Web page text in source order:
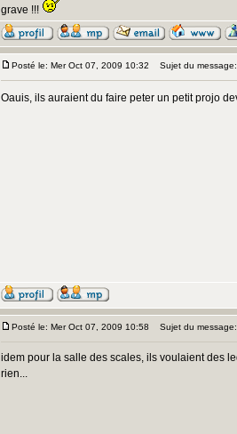
grave !!!
Posté le: Mer Oct 07, 2009 10:32 Sujet du message:
Oauis, ils auraient du faire peter un petit projo
Posté le: Mer Oct 07, 2009 10:58 Sujet du message:
idem pour la salle des scales, ils voulaient des
rien...